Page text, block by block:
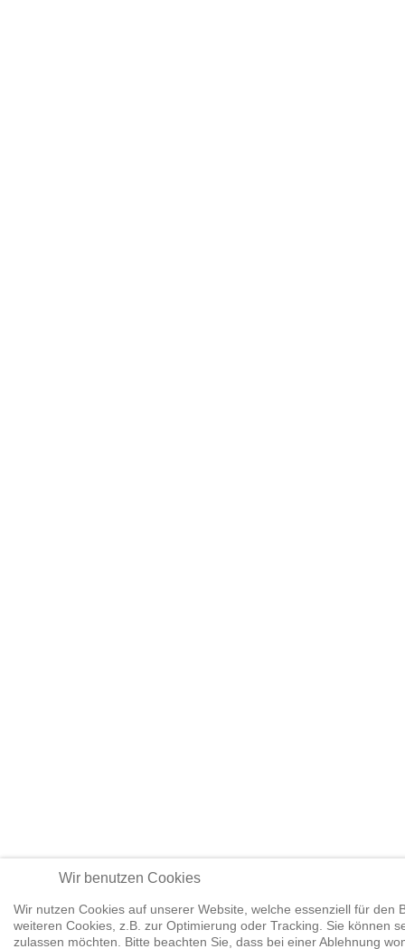
Wir benutzen Cookies
Wir nutzen Cookies auf unserer Website, welche essenziell für den
weiteren Cookies, z.B. zur Optimierung oder Tracking. Sie können
zulassen möchten. Bitte beachten Sie, dass bei einer Ablehnung